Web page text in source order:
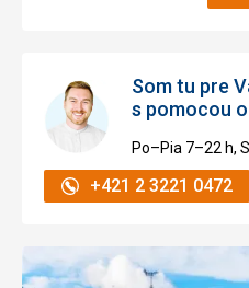
Som tu pre
s pomocou
Po–Pia 7–⁠⁠⁠⁠⁠⁠22 h,
+421 2 3221 0472